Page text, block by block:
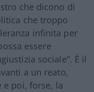
che dicono di
che troppo
infinita per
essere
sociale”. È il
a un reato,
e poi, forse, la